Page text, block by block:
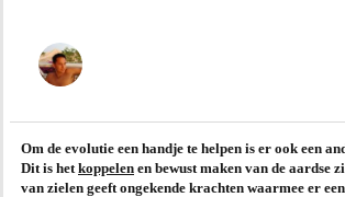
FOTO
VIDEO
AGENDA
Om de evolutie een handje te helpen is er ook een
Dit is hetkoppelen en bewust maken van de aardse
van zielen geeft ongekende krachten waarmee er een